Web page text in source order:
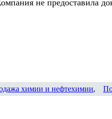
не предоставила
химии и нефтехимии,